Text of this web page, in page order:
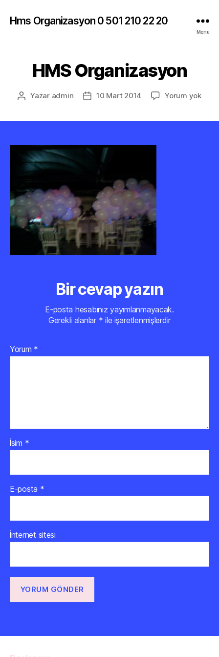
Hms Organizasyon 0 501 210 22 20
Menü
HMS Organizasyon
Yazının
Yazar admin
Yazı10 Mart 2014 Yorum yokHMS
Bir cevap yazın
E-posta hesabınız yayımlanmayacak.
Gerekli alanlar * ile işaretlenmişlerdir
Yorum *
İsim *
E-posta *
İnternet sitesi